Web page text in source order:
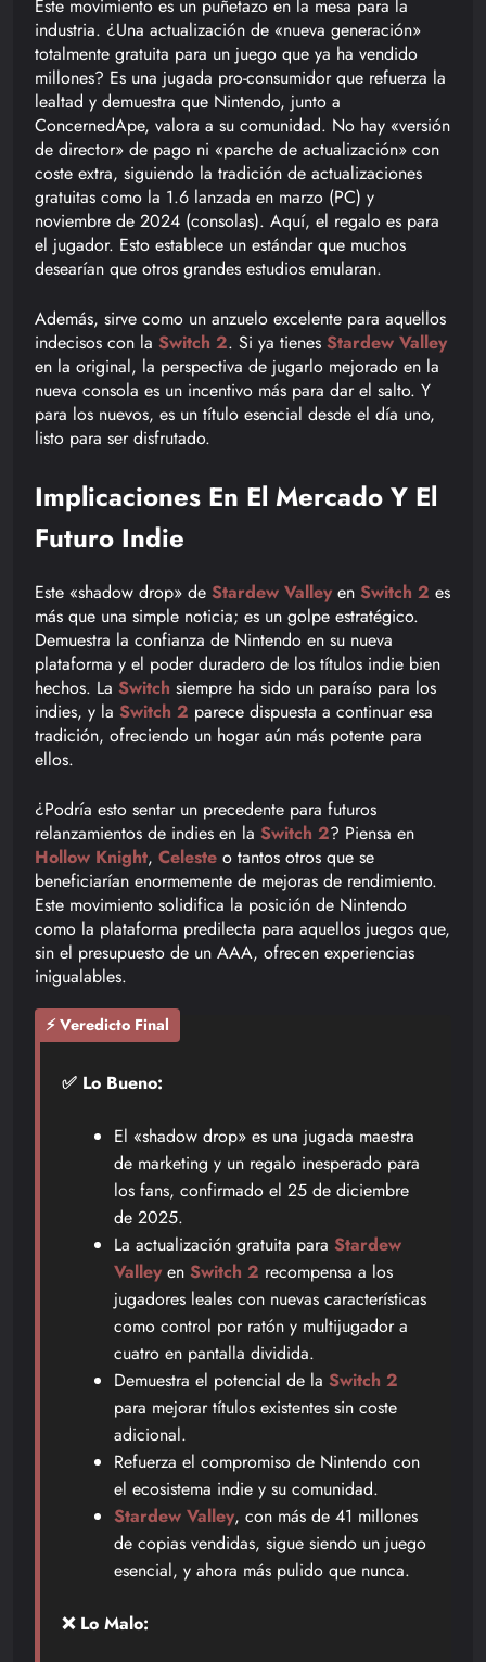
Este movimiento es un puñetazo en la mesa para la
industria. ¿Una actualización de «nueva generación»
totalmente gratuita para un juego que ya ha vendido
millones? Es una jugada pro-consumidor que refuerza la
lealtad y demuestra que Nintendo, junto a
ConcernedApe, valora a su comunidad. No hay «versión
de director» de pago ni «parche de actualización» con
coste extra, siguiendo la tradición de actualizaciones
gratuitas como la 1.6 lanzada en marzo (PC) y
noviembre de 2024 (consolas). Aquí, el regalo es para
el jugador. Esto establece un estándar que muchos
desearían que otros grandes estudios emularan.
Además, sirve como un anzuelo excelente para aquellos
indecisos con la Switch 2. Si ya tienes Stardew Valley
en la original, la perspectiva de jugarlo mejorado en la
nueva consola es un incentivo más para dar el salto. Y
para los nuevos, es un título esencial desde el día uno,
listo para ser disfrutado.
Implicaciones En El Mercado Y El
Futuro Indie
Este «shadow drop» de Stardew Valley en Switch 2 es
más que una simple noticia; es un golpe estratégico.
Demuestra la confianza de Nintendo en su nueva
plataforma y el poder duradero de los títulos indie bien
hechos. La Switch siempre ha sido un paraíso para los
indies, y la Switch 2 parece dispuesta a continuar esa
tradición, ofreciendo un hogar aún más potente para
ellos.
¿Podría esto sentar un precedente para futuros
relanzamientos de indies en la Switch 2? Piensa en
Hollow Knight, Celeste o tantos otros que se
beneficiarían enormemente de mejoras de rendimiento.
Este movimiento solidifica la posición de Nintendo
como la plataforma predilecta para aquellos juegos que,
sin el presupuesto de un AAA, ofrecen experiencias
inigualables.
⚡ Veredicto Final
✅ Lo Bueno:
El «shadow drop» es una jugada maestra
de marketing y un regalo inesperado para
los fans, confirmado el 25 de diciembre
de 2025.
La actualización gratuita para Stardew
Valley en Switch 2 recompensa a los
jugadores leales con nuevas características
como control por ratón y multijugador a
cuatro en pantalla dividida.
Demuestra el potencial de la Switch 2
para mejorar títulos existentes sin coste
adicional.
Refuerza el compromiso de Nintendo con
el ecosistema indie y su comunidad.
Stardew Valley, con más de 41 millones
de copias vendidas, sigue siendo un juego
esencial, y ahora más pulido que nunca.
❌ Lo Malo: